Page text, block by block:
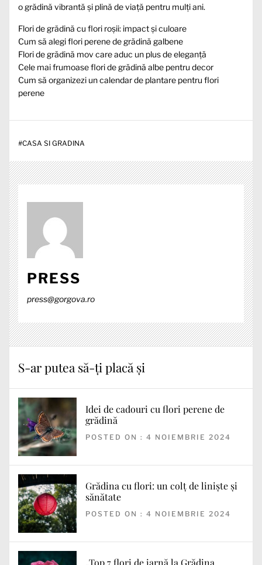
o grădină vibrantă și plină de viață pentru mulți ani.
Flori de grădină cu flori roșii: impact și culoare
Cum să alegi flori perene de grădină galbene
Flori de grădină mov care aduc un plus de eleganță
Cele mai frumoase flori de grădină albe pentru decor
Cum să organizezi un calendar de plantare pentru flori
perene
#CASA SI GRADINA
PRESS
press@gorgova.ro
S-ar putea să-ți placă și
Idei de cadouri cu flori perene de
grădină
POSTED ON : 4 NOIEMBRIE 2024
Grădina cu flori: un colț de liniște și
sănătate
POSTED ON : 4 NOIEMBRIE 2024
„Top 7 flori de iarnă la Grădina